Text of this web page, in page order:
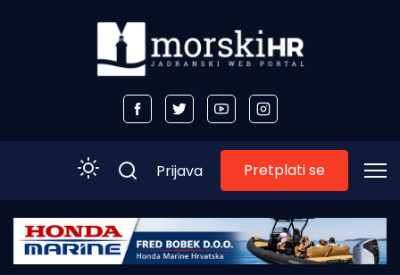
Početna
Prijava Pretplati se